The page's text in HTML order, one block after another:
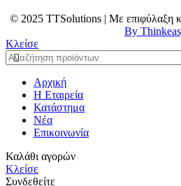
© 2025 TTSolutions | Με επιφύλαξη
By
Κλείσε
Αρχική
Η Εταιρεία
Κατάστημα
Νέα
Επικοινωνία
Καλάθι αγορών
Κλείσε
Συνδεθείτε